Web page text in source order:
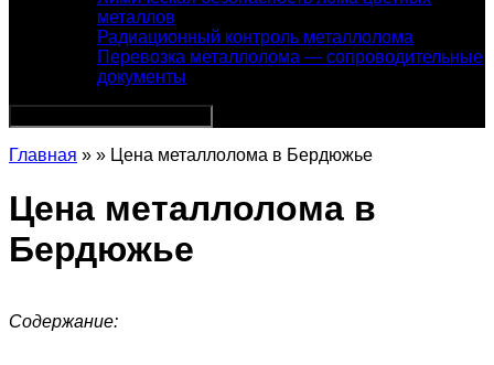
металлов
Радиационный контроль металлолома
Перевозка металлолома — сопроводительные
документы
Главная » » Цена металлолома в Бердюжье
Цена металлолома в
Бердюжье
Содержание: